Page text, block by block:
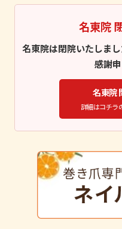
名東院
名東院は閉院いたしま
感謝申
名東院
詳細はコチラ